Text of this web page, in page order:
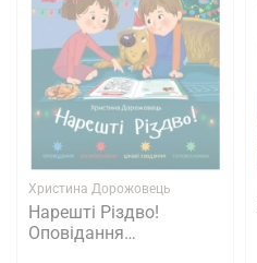
Христина Дорожовець
Нарешті Різдво!
Оповідання